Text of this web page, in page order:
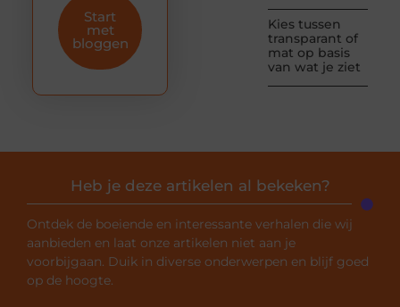
Kies tussen
transparant of
mat op basis
van wat je ziet
Start
met
bloggen
Heb je deze artikelen al bekeken?
Ontdek de boeiende en interessante verhalen die wij
aanbieden en laat onze artikelen niet aan je
voorbijgaan. Duik in diverse onderwerpen en blijf goed
op de hoogte.